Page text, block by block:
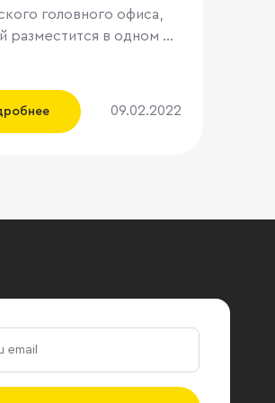
головного офиса,
разместится в одном из
состоящий из трех
башен,
09.02.2022